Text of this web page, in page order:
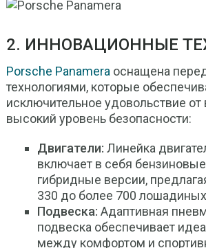
2. ИННОВАЦИОННЫЕ
Porsche Panameraоснащена
технологиями, которые
исключительное удовольствие
высокий уровень безопасности:
Двигатели: Линейка
включает в себя
гибридные версии,
330 до более 700
Подвеска: Адаптивная
подвеска обеспечивает
между комфортом и